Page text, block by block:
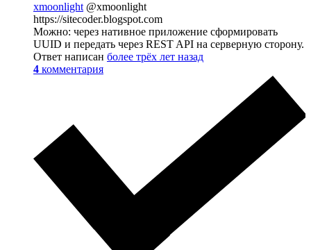
xmoonlight @xmoonlight
https://sitecoder.blogspot.com
Можно: через нативное приложение сформировать
UUID и передать через REST API на серверную сторону.
Ответ написан более трёх лет назад
4 комментария